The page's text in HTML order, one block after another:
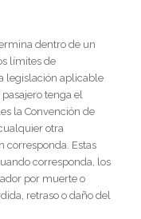
dentro de un
límites de
legislación aplicable
tenga el
la Convención de
otra
corresponda. Estas
corresponda, los
por muerte o
retraso o daño del